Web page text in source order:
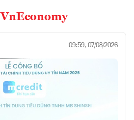
VnEconomy
09:59, 07/08/2026